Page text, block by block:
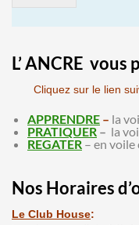
L’ ANCRE vous
Cliquez sur le lien
APPRENDRE – la
PRATIQUER – la
REGATER – en voile
Nos Horaires
Le Club House: